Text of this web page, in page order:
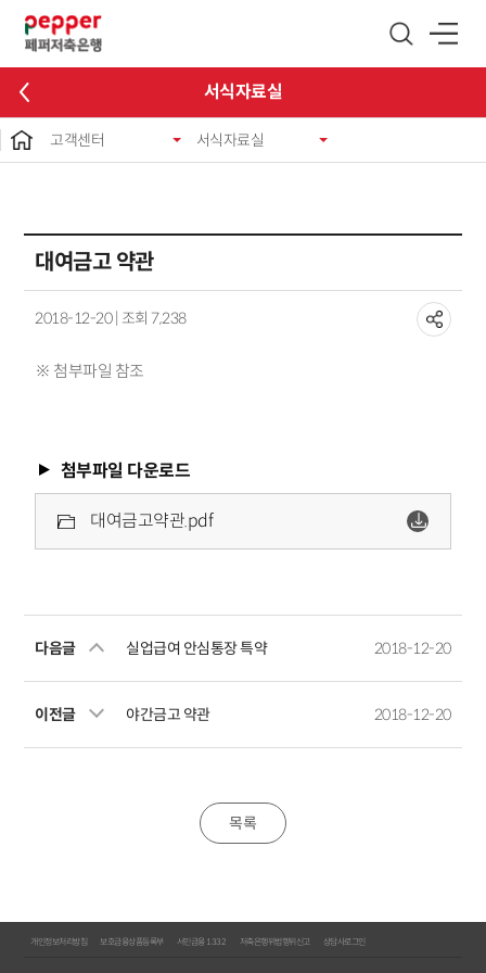
서식자료실
고객센터 서식자료실
대여금고 약관
2018-12-20 | 조회 7,238
※ 첨부파일 참조
첨부파일 다운로드
대여금고약관.pdf
다음글 실업급여 안심통장 특약 2018-12-20
이전글 야간금고 약관 2018-12-20
목록
개인정보처리방침 보호금융상품등록부 서민금융 1332 저축은행위법행위신고 상담사로그인